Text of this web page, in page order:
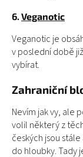
6. Veganotic
Veganotic je
v poslední době
vybírat.
Zahraniční
Nevím jak vy, ale
volil některý z
českých jsou
do hloubky. Tady